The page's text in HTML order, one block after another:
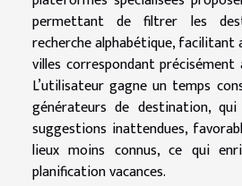
permettant de filtrer les
recherche alphabétique, facilitant
villes correspondant
L’utilisateur gagne un temps
générateurs de destination,
suggestions inattendues,
lieux moins connus, ce qui
planification vacances.